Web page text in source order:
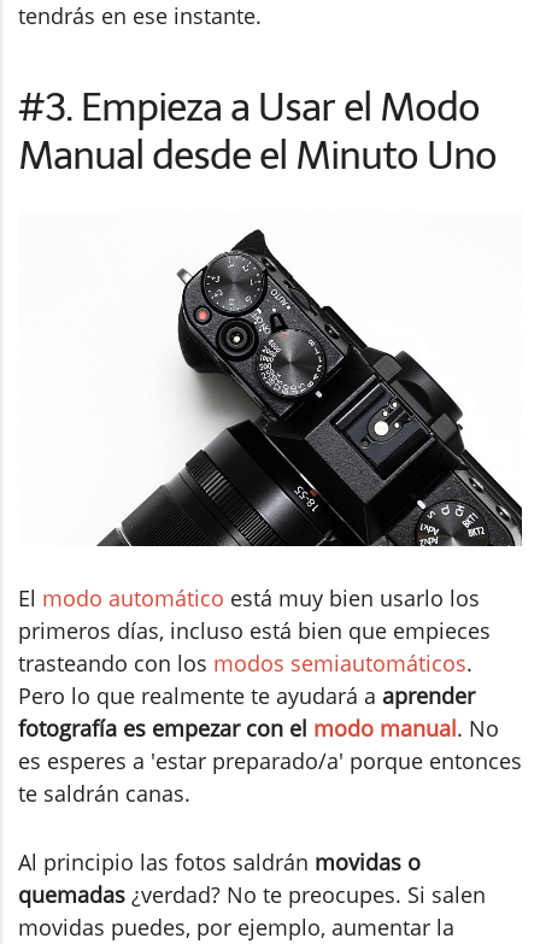
tendrás en ese instante.
#3. Empieza a Usar el Modo
Manual desde el Minuto Uno
El modo automático está muy bien usarlo los
primeros días, incluso está bien que empieces
trasteando con los modos semiautomáticos.
Pero lo que realmente te ayudará a aprender
fotografía es empezar con el modo manual. No
es esperes a 'estar preparado/a' porque entonces
te saldrán canas.
Al principio las fotos saldrán movidas o
quemadas ¿verdad? No te preocupes. Si salen
movidas puedes, por ejemplo, aumentar la